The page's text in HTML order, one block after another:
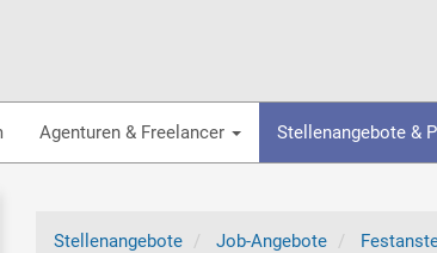
Agenturen & Freelancer Stellenangebote &
Stellenangebote Job-Angebote